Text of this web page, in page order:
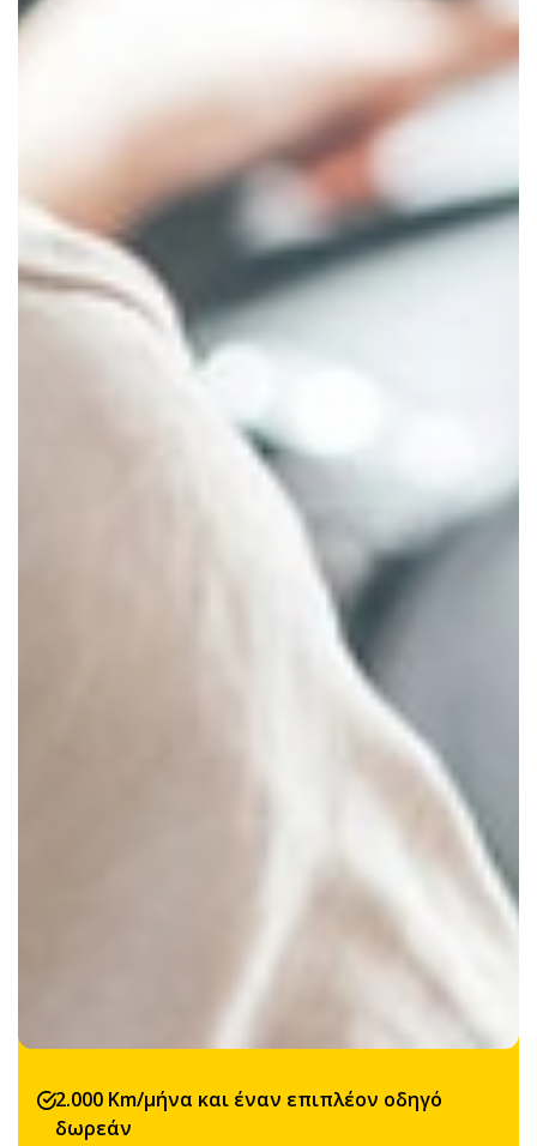
2.000 Km/μήνα και έναν επιπλέον οδηγό
δωρεάν